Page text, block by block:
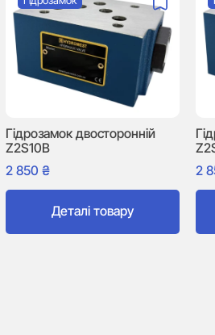
Гідрозамок двосторонній
Z2S10B
2 850 ₴
Деталі товару
2